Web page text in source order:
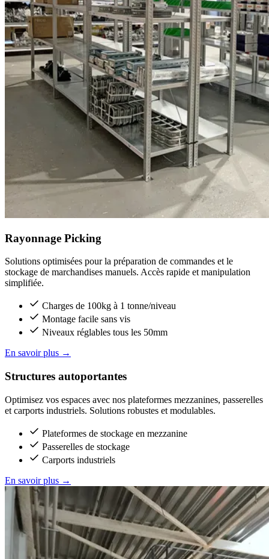
Rayonnage Picking
Solutions optimisées pour la préparation de commandes et le
stockage de marchandises manuels. Accès rapide et manipulation
simplifiée.
Charges de 100kg à 1 tonne/niveau
Montage facile sans vis
Niveaux réglables tous les 50mm
En savoir plus →
Structures autoportantes
Optimisez vos espaces avec nos plateformes mezzanines, passerelles
et carports industriels. Solutions robustes et modulables.
Plateformes de stockage en mezzanine
Passerelles de stockage
Carports industriels
En savoir plus →